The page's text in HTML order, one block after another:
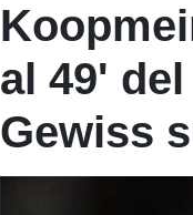
al 49'
Gewiss